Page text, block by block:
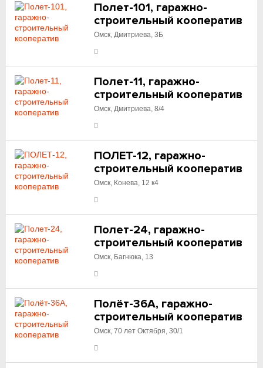
Полет-101, гаражно-
строительный кооператив
Омск, Дмитриева, 3Б
Полет-11, гаражно-
строительный кооператив
Омск, Дмитриева, 8/4
ПОЛЕТ-12, гаражно-
строительный кооператив
Омск, Конева, 12 к4
Полет-24, гаражно-
строительный кооператив
Омск, Багнюка, 13
Полёт-36А, гаражно-
строительный кооператив
Омск, 70 лет Октября, 30/1